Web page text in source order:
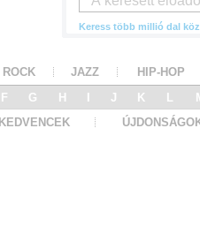
Keress több millió dal
ROCK JAZZ
HIP-HOP
F G H J K L
KEDVENCEK